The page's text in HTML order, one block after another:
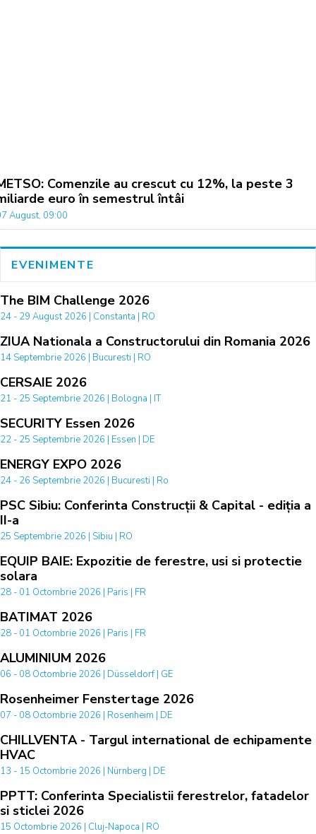
Comenzile au crescut cu 12%, la peste 3
euro în semestrul întâi
August, 09:00
EVENIMENTE
The BIM Challenge 2026
24 - 29 August 2026 | Constanta | RO
ZIUA Nationala a Constructorului din Romania 2026
14 Septembrie 2026 | Bucuresti | RO
CERSAIE 2026
21 - 25 Septembrie 2026 | Bologna | IT
SECURITY Essen 2026
22 - 25 Septembrie 2026 | Essen | DE
ENERGY EXPO 2026
24 - 26 Septembrie 2026 | Bucuresti | Ro
PSC Sibiu: Conferinta Construcții & Capital - ediția a
II-a
25 Septembrie 2026 | Sibiu | RO
EQUIP BAIE: Expozitie de ferestre, usi si protectie
solara
28 - 01 Octombrie 2026 | Paris | FR
BATIMAT 2026
28 - 01 Octombrie 2026 | Paris | FR
ALUMINIUM 2026
06 - 08 Octombrie 2026 | Düsseldorf | GE
Rosenheimer Fenstertage 2026
07 - 08 Octombrie 2026 | Rosenheim | DE
CHILLVENTA - Targul international de echipamente
HVAC
13 - 15 Octombrie 2026 | Nürnberg | DE
PPTT: Conferinta Specialistii ferestrelor, fatadelor
si sticlei 2026
15 Octombrie 2026 | Cluj-Napoca | RO